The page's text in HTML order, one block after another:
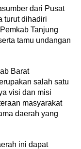
dari Pusat
turut dihadiri
Tanjung
tamu undangan
Barat
salah satu
visi dan misi
masyarakat
daerah yang
ini dapat